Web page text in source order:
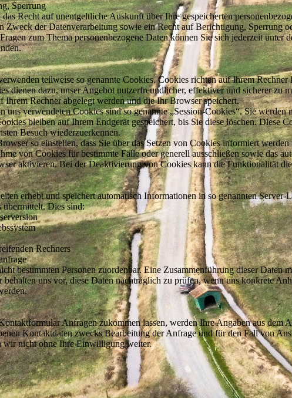
Sperrung
das Recht auf unentgeltliche Auskunft über Ihre gespeicherten
Zweck der Datenverarbeitung sowie ein Recht auf Berichtigung, Sperrung
zum Thema personenbezogene Daten können Sie sich jederzeit unter
teilweise so genannte Cookies. Cookies richten auf Ihrem Rechner
dienen dazu, unser Angebot nutzerfreundlicher, effektiver und sicherer zu
Ihrem Rechner abgelegt werden und die Ihr Browser speichert.
uns verwendeten Cookies sind so genannte „Session-Cookies“. Sie werden
bleiben auf Ihrem Endgerät gespeichert, bis Sie diese löschen. Diese
Besuch wiederzuerkennen.
so einstellen, dass Sie über das Setzen von Cookies informiert
von Cookies für bestimmte Fälle oder generell ausschließen sowie das
aktivieren. Bei der Deaktivierung von Cookies kann die Funktionalität
erhebt und speichert automatisch Informationen in so genannten
übermittelt. Dies sind:
Rechners
bestimmten Personen zuordenbar. Eine Zusammenführung dieser Daten
behalten uns vor, diese Daten nachträglich zu prüfen, wenn uns konkrete
Anfragen zukommen lassen, werden Ihre Angaben aus dem
Kontaktdaten zwecks Bearbeitung der Anfrage und für den Fall von
wir nicht ohne Ihre Einwilligung weiter.